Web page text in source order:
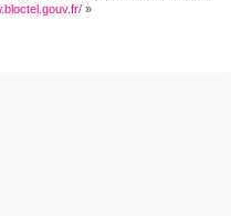
»